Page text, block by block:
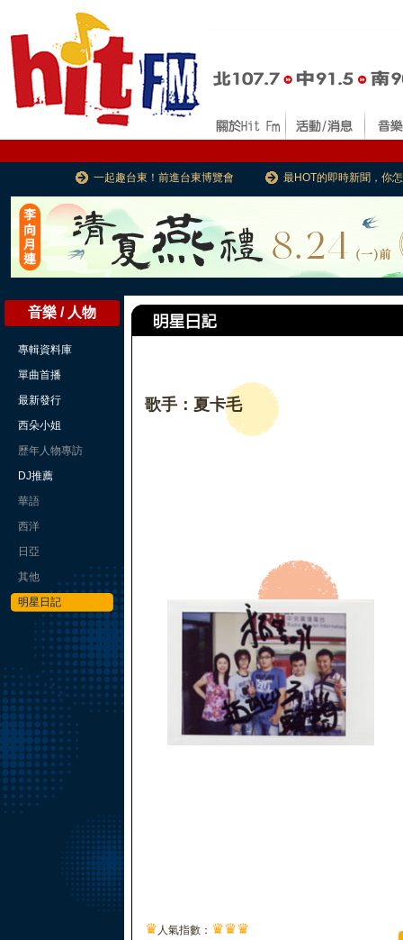
一起趣台東！前進台東博覽會 最HOT的即時新聞，你
音樂 / 人物
專輯資料庫
單曲首播
最新發行
西朵小姐
歷年人物專訪
DJ推薦
華語
西洋
日亞
其他
明星日記
歌手：夏卡毛
♛ 人氣指數： ♛♛♛